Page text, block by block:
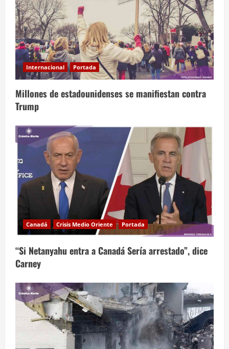
Internacional Portada
Millones de estadounidenses se manifiestan contra
Trump
Canadá Crisis Medio Oriente Portada
“Si Netanyahu entra a Canadá Sería arrestado”, dice
Carney